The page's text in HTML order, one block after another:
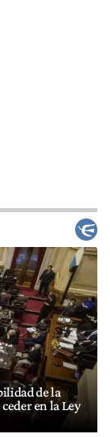
de la
en la Ley